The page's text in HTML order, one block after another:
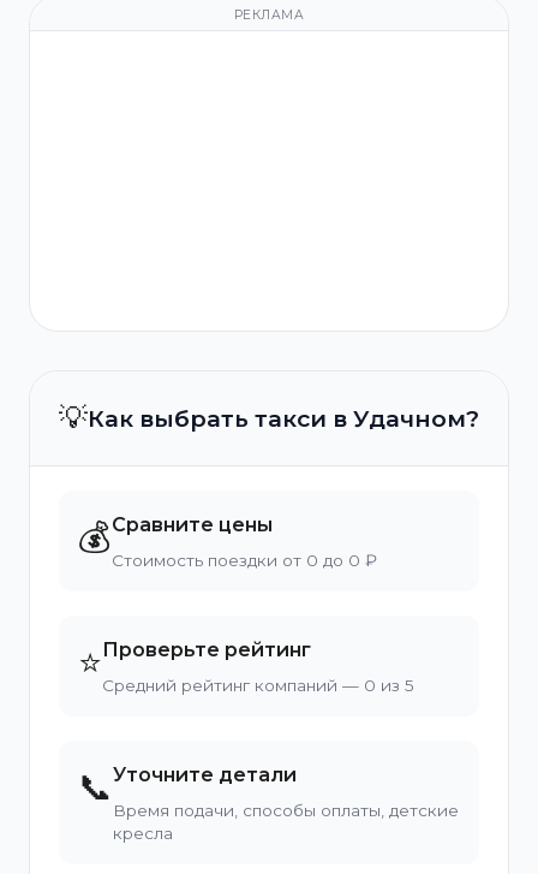
РЕКЛАМА
💡Как выбрать такси в Удачном?
💰Сравните цены
Стоимость поездки от 0 до 0 ₽
⭐Проверьте рейтинг
Средний рейтинг компаний — 0 из 5
📞Уточните детали
Время подачи, способы оплаты, детские
кресла